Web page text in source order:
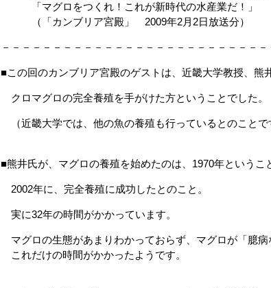
「マグロをつくれ！これが新時代の水産業だ！」
（「カンブリア宮殿」 2009年2月2日放送分）
－－－－－－－－－－－－－－－－－－－－－－－－－－
■この回のカンブリア宮殿のゲストは、近畿大学教授、熊
クロマグロの完全養殖を手がけた方ということでした。
（近畿大学では、他の魚の養殖も行っているとのことで
■熊井氏が、マグロの養殖を始めたのは、1970年というこ
2002年に、完全養殖に成功したとのこと。
実に32年の時間がかかっています。
マグロの生態があまりわかっておらず、マグロが「臆病
これだけの時間がかかったようです。